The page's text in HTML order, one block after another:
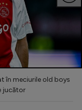
în meciurile old boys
jucător